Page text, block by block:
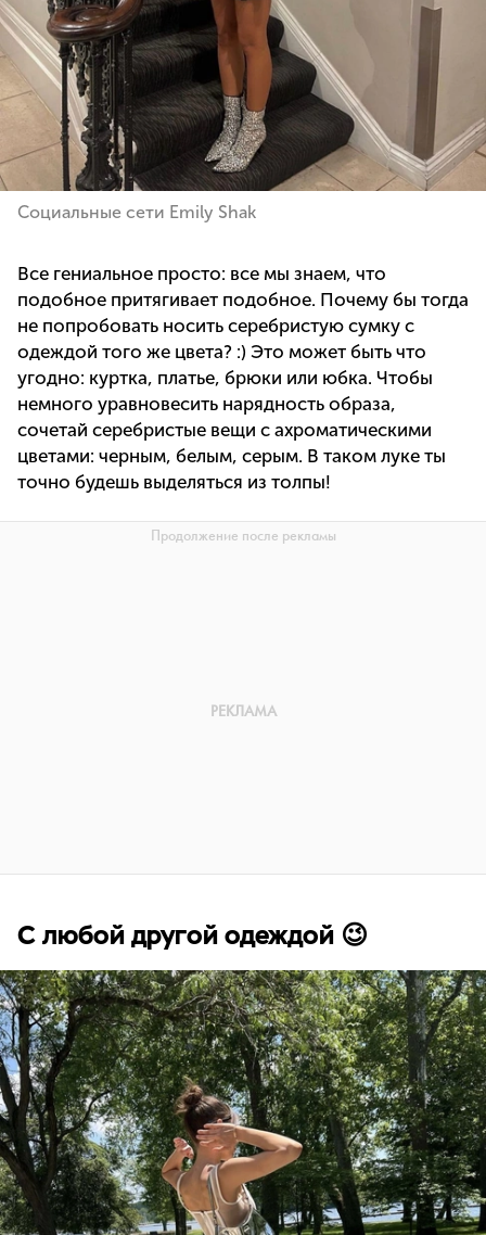
Социальные сети Emily Shak
Все гениальное просто: все мы знаем, что
подобное притягивает подобное. Почему бы тогда
не попробовать носить серебристую сумку с
одеждой того же цвета? :) Это может быть что
угодно: куртка, платье, брюки или юбка. Чтобы
немного уравновесить нарядность образа,
сочетай серебристые вещи с ахроматическими
цветами: черным, белым, серым. В таком луке ты
точно будешь выделяться из толпы!
С любой другой одеждой 😉